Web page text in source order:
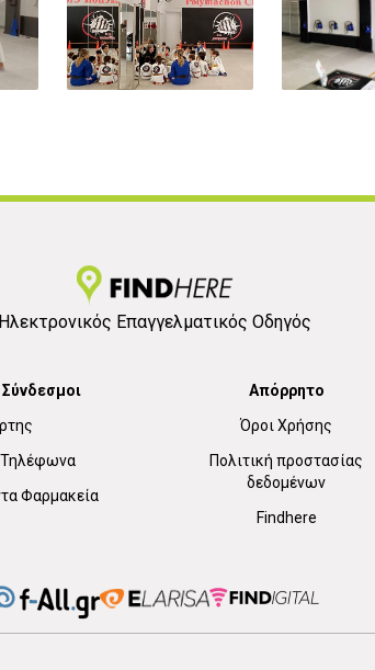
Ηλεκτρονικός Επαγγελματικός Οδηγός
Φαρμακεία
Απόρρητο
Όροι Χρήσης
Πολιτική προστασίας
δεδομένων
Findhere